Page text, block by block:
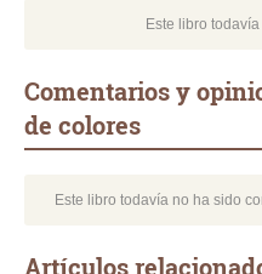
Este libro
Comentarios y
de colores
Este libro todavía no ha sido
Artículos